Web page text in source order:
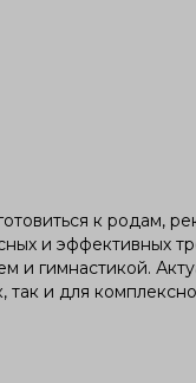
к родам,
и эффективных
гимнастикой.
и для